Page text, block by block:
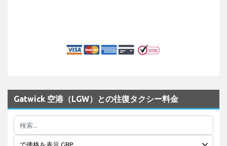
Gatwick 空港（LGW）との往復タクシー料金